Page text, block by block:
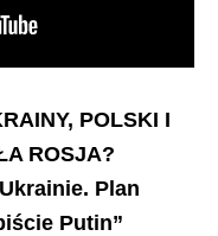
POLSKI I
ROSJA?
Plan
Putin”